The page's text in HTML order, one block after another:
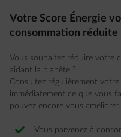
Votre Score Énergie
consommation réduite
Vous souhaitez réduire votre
aidant la planète ?
Consultez régulièrement
immédiatement ce que vous
pouvez encore vous améliorer.
Vous parvenez à